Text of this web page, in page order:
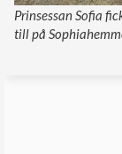
Prinsessan Sofia
till på